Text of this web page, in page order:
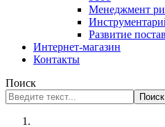
Менеджмент
Развитие
Интернет-магазин
Контакты
Поиск
Поиск